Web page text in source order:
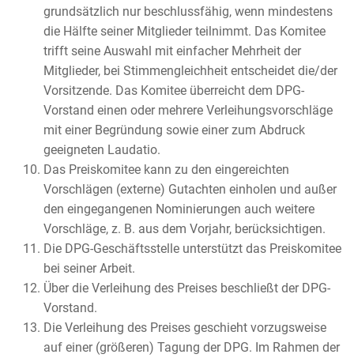
grundsätzlich nur beschlussfähig, wenn mindestens
die Hälfte seiner Mitglieder teilnimmt. Das Komitee
trifft seine Auswahl mit einfacher Mehrheit der
Mitglieder, bei Stimmengleichheit entscheidet die/der
Vorsitzende. Das Komitee überreicht dem DPG-
Vorstand einen oder mehrere Verleihungsvorschläge
mit einer Begründung sowie einer zum Abdruck
geeigneten Laudatio.
Das Preiskomitee kann zu den eingereichten
Vorschlägen (externe) Gutachten einholen und außer
den eingegangenen Nominierungen auch weitere
Vorschläge, z. B. aus dem Vorjahr, berücksichtigen.
Die DPG-Geschäftsstelle unterstützt das Preiskomitee
bei seiner Arbeit.
Über die Verleihung des Preises beschließt der DPG-
Vorstand.
Die Verleihung des Preises geschieht vorzugsweise
auf einer (größeren) Tagung der DPG. Im Rahmen der